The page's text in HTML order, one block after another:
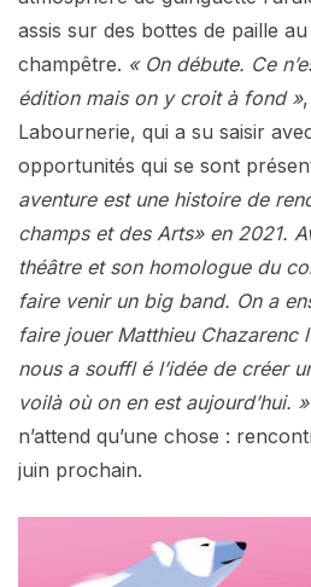
assis sur des bottes de paille
champêtre. « On débute. Ce
édition mais on y croit à fond »
Labournerie, qui a su saisir
opportunités qui se sont
aventure est une histoire de
champs et des Arts» en 2021.
théâtre et son homologue du
faire venir un big band. On a
faire jouer Matthieu Chazarenc
nous a souffl é l’idée de créer
voilà où on en est aujourd’hui. »
n’attend qu’une chose :
juin prochain.